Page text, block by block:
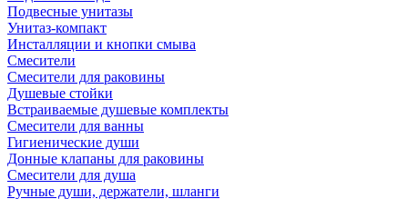
Подвесные унитазы
Унитаз-компакт
Инсталляции и кнопки смыва
Смесители
Смесители для раковины
Душевые стойки
Встраиваемые душевые комплекты
Смесители для ванны
Гигиенические души
Донные клапаны для раковины
Смесители для душа
Ручные души, держатели, шланги